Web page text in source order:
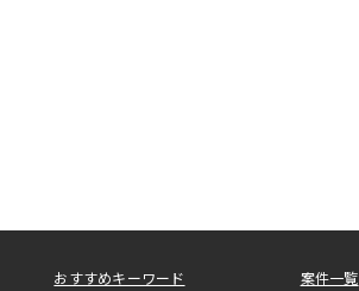
おすすめキーワード 案件一覧